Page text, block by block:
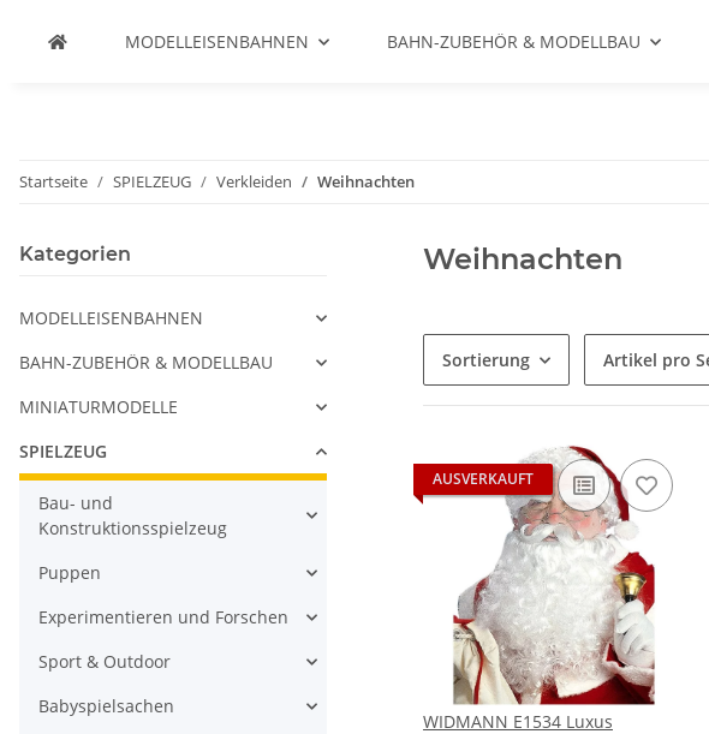
MODELLEISENBAHNEN BAHN-ZUBEHÖR & MODELLBAU
Startseite SPIELZEUG Verkleiden Weihnachten
Weihnachten
Sortierung Artikel pro
AUSVERKAUFT
WIDMANN E1534 Luxus
Kategorien
MODELLEISENBAHNEN
BAHN-ZUBEHÖR & MODELLBAU
MINIATURMODELLE
SPIELZEUG
Bau- und
Konstruktionsspielzeug
Puppen
Experimentieren und Forschen
Sport & Outdoor
Babyspielsachen